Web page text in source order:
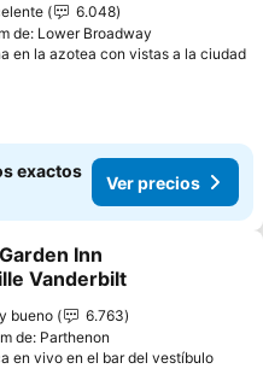
6.048
de: Lower Broadway
en la azotea con vistas a la ciudad
exactos
Ver precios
a favoritos
Inn
Vanderbilt
bueno
6.763
de: Parthenon
en vivo en el bar del vestíbulo